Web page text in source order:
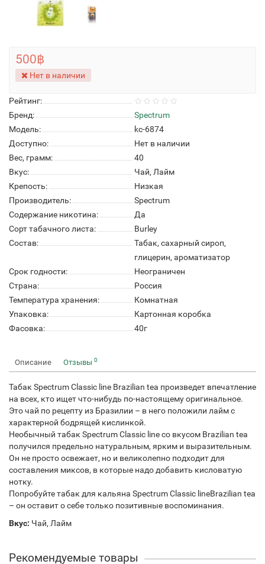
Рейтинг:
Бренд:
Spectrum
Модель:
kc-6874
Доступно:
Нет в наличии
Вес, грамм:
40
Вкус:
Чай, Лайм
Крепость:
Низкая
Производитель:
Spectrum
Содержание никотина:
Да
Сорт табачного листа:
Burley
Состав:
Табак, сахарный сироп,
глицерин, ароматизатор
Срок годности:
Неограничен
Страна:
Россия
Температура хранения:
Комнатная
Упаковка:
Картонная коробка
Фасовка:
40г
500฿
Нет в наличии
Описание Отзывы 0
Табак Spectrum Classic line Brazilian tea произведет впечатление
на всех, кто ищет что-нибудь по-настоящему оригинальное.
Это чай по рецепту из Бразилии – в него положили лайм с
характерной бодрящей кислинкой.
Необычный табак Spectrum Classic line со вкусом Brazilian tea
получился предельно натуральным, ярким и выразительным.
Он не просто освежает, но и великолепно подходит для
составления миксов, в которые надо добавить кисловатую
нотку.
Попробуйте табак для кальяна Spectrum Classic lineBrazilian tea
– он оставит о себе только позитивные воспоминания.
Вкус: Чай, Лайм
Рекомендуемые товары